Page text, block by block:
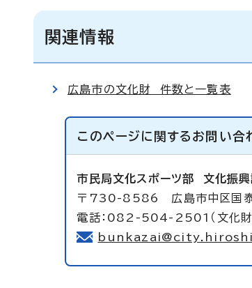
関連情報
広島市の文化財 件数と一覧表
このページに関する お問い合
市民局文化スポーツ部 文化振
〒730-8586 広島市中区国
電話：082-504-2501（文化